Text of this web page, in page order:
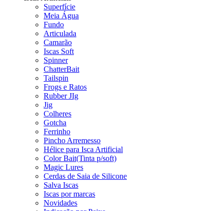
Superfície
Meia Água
Fundo
Articulada
Camarão
Iscas Soft
Spinner
ChatterBait
Tailspin
Frogs e Ratos
Rubber JIg
Jig
Colheres
Gotcha
Ferrinho
Pincho Arremesso
Hélice para Isca Artificial
Color Bait(Tinta p/soft)
Magic Lures
Cerdas de Saia de Silicone
Salva Iscas
Iscas por marcas
Novidades